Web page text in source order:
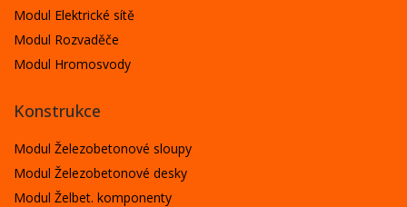
Modul Elektrické sítě
Modul Rozvaděče
Modul Hromosvody
Konstrukce
Modul Železobetonové sloupy
Modul Železobetonové desky
Modul Želbet. komponenty